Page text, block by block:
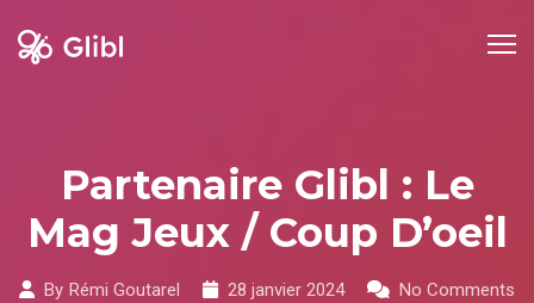
Partenaire Glibl : Le
Mag Jeux / Coup D’oeil
By Rémi Goutarel 28 janvier 2024 No Comments